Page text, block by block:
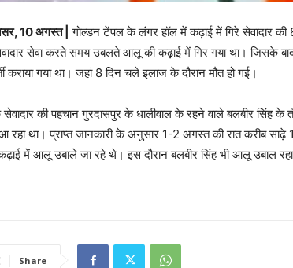
10 अगस्त | गोल्डन टेंपल के लंगर हॉल में कढ़ाई में गिरे सेवादार
सेवा करते समय उबलते आलू की कढ़ाई में गिर गया था। जिसके
कराया गया था। जहां 8 दिन चले इलाज के दौरान मौत हो गई।
की पहचान गुरदासपुर के धालीवाल के रहने वाले बलबीर सिंह के
रहा था। प्राप्त जानकारी के अनुसार 1-2 अगस्त की रात करीब
में आलू उबाले जा रहे थे। इस दौरान बलबीर सिंह भी आलू उबाल
Share